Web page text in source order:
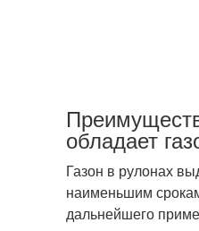
обладает
Газон в рулонах
наименьшим
дальнейшего